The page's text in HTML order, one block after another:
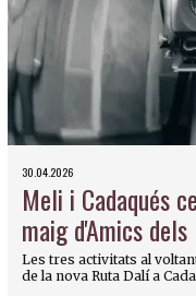
30.04.2026
Meli i Cadaqués
maig d'Amics
Les tres activitats al
de la nova Ruta Dalí a